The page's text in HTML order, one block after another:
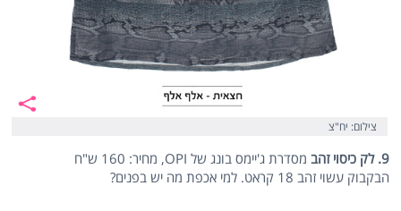
צילום: יח"צ
9. לק כיסוי זהב
מסדרת ג'יימס בונג של OPI, מחיר: 160 ש"ח
הבקבוק עשוי זהב 18 קראט. למי אכפת מה יש בפנים?